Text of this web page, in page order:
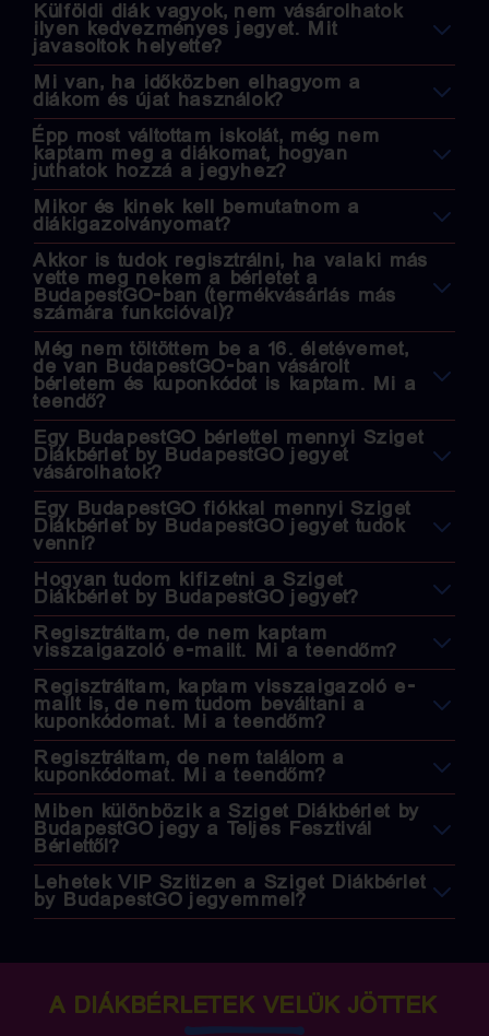
Külföldi diák vagyok, nem vásárolhatok
ilyen kedvezményes jegyet. Mit
javasoltok helyette?
Mi van, ha időközben elhagyom a
diákom és újat használok?
Épp most váltottam iskolát, még nem
kaptam meg a diákomat, hogyan
juthatok hozzá a jegyhez?
Mikor és kinek kell bemutatnom a
diákigazolványomat?
Akkor is tudok regisztrálni, ha valaki más
vette meg nekem a bérletet a
BudapestGO-ban (termékvásárlás más
számára funkcióval)?
Még nem töltöttem be a 16. életévemet,
de van BudapestGO-ban vásárolt
bérletem és kuponkódot is kaptam. Mi a
teendő?
Egy BudapestGO bérlettel mennyi Sziget
Diákbérlet by BudapestGO jegyet
vásárolhatok?
Egy BudapestGO fiókkal mennyi Sziget
Diákbérlet by BudapestGO jegyet tudok
venni?
Hogyan tudom kifizetni a Sziget
Diákbérlet by BudapestGO jegyet?
Regisztráltam, de nem kaptam
visszaigazoló e-mailt. Mi a teendőm?
Regisztráltam, kaptam visszaigazoló e-
mailt is, de nem tudom beváltani a
kuponkódomat. Mi a teendőm?
Regisztráltam, de nem találom a
kuponkódomat. Mi a teendőm?
Miben különbözik a Sziget Diákbérlet by
BudapestGO jegy a Teljes Fesztivál
Bérlettől?
Lehetek VIP Szitizen a Sziget Diákbérlet
by BudapestGO jegyemmel?
A DIÁKBÉRLETEK VELÜK JÖTTEK